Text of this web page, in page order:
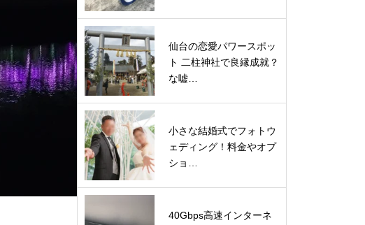
仙台の恋愛パワースポッ
ト 二柱神社で良縁成就？
な嘘…
小さな結婚式でフォトウ
ェディング！料金やオプ
ショ…
40Gbps高速インターネ